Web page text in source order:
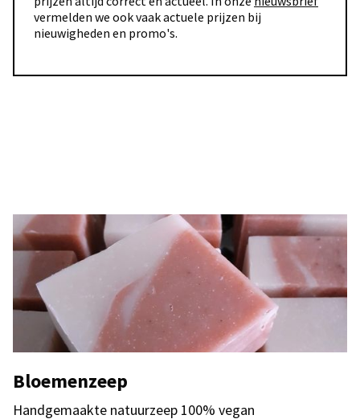
vermelden we ook vaak actuele prijzen bij
nieuwigheden en promo's.
Bloemenzeep
Handgemaakte natuurzeep 100% vegan